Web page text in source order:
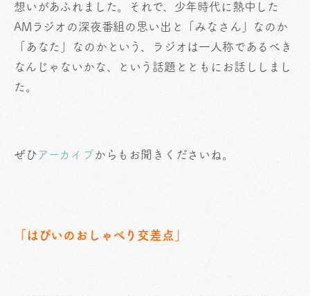
想いがあふれました。それで、少年時代に熱中した
AMラジオの深夜番組の思い出と「みなさん」なのか
「あなた」なのかという、ラジオは一人称であるべき
なんじゃないかな、という話題とともにお話ししまし
た。
ぜひ アーカイブ からもお聞きくださいね。
「はぴいのおしゃべり交差点」